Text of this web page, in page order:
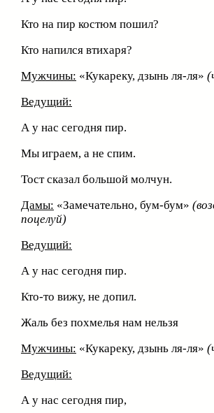
Кто на пир костюм пошил?
Кто напился втихаря?
Мужчины: «Кукареку, дзынь ля-ля»
Ведущий:
А у нас сегодня пир.
Мы играем, а не спим.
Тост сказал большой молчун.
Дамы: «Замечательно, бум-бум»
поцелуй)
Ведущий:
А у нас сегодня пир.
Кто-то вижу, не допил.
Жаль без похмелья нам нельзя
Мужчины: «Кукареку, дзынь ля-ля»
Ведущий:
А у нас сегодня пир,